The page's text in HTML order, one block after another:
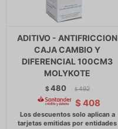
ADITIVO - ANTIFRICCION
CAJA CAMBIO Y
DIFERENCIAL 100CM3
MOLYKOTE
$480 $ 492
$ 408